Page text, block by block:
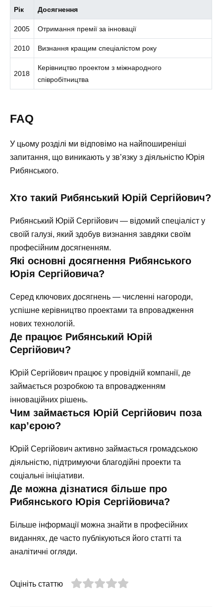
Рік Досягнення
2005 Отримання премії за інновації
2010 Визнання кращим спеціалістом року
2018
Керівництво проектом з міжнародного
співробітництва
FAQ
У цьому розділі ми відповімо на найпоширеніші
запитання, що виникають у зв’язку з діяльністю Юрія
Рибянського.
Хто такий Рибянський Юрій Сергійович?
Рибянський Юрій Сергійович — відомий спеціаліст у
своїй галузі, який здобув визнання завдяки своїм
професійним досягненням.
Які основні досягнення Рибянського
Юрія Сергійовича?
Серед ключових досягнень — численні нагороди,
успішне керівництво проектами та впровадження
нових технологій.
Де працює Рибянський Юрій
Сергійович?
Юрій Сергійович працює у провідній компанії, де
займається розробкою та впровадженням
інноваційних рішень.
Чим займається Юрій Сергійович поза
кар’єрою?
Юрій Сергійович активно займається громадською
діяльністю, підтримуючи благодійні проекти та
соціальні ініціативи.
Де можна дізнатися більше про
Рибянського Юрія Сергійовича?
Більше інформації можна знайти в професійних
виданнях, де часто публікуються його статті та
аналітичні огляди.
Оцініть статтю